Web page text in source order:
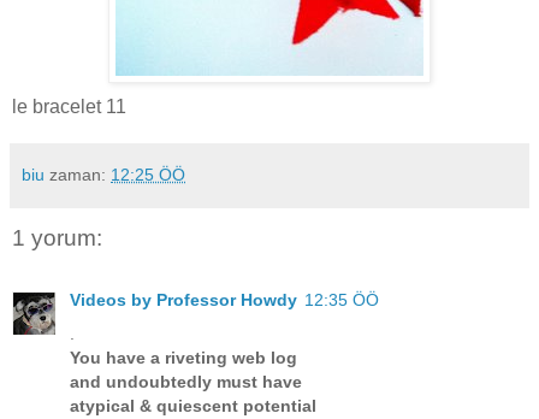
le bracelet 11
biu zaman: 12:25 ÖÖ
1 yorum:
Videos by Professor Howdy 12:35 ÖÖ
You have a riveting web log
and undoubtedly must have
atypical & quiescent potential